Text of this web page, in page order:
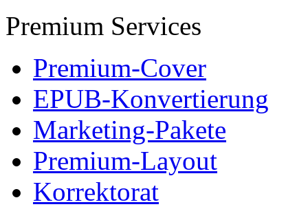
Premium Services
Premium-Cover
EPUB-Konvertierung
Marketing-Pakete
Premium-Layout
Korrektorat